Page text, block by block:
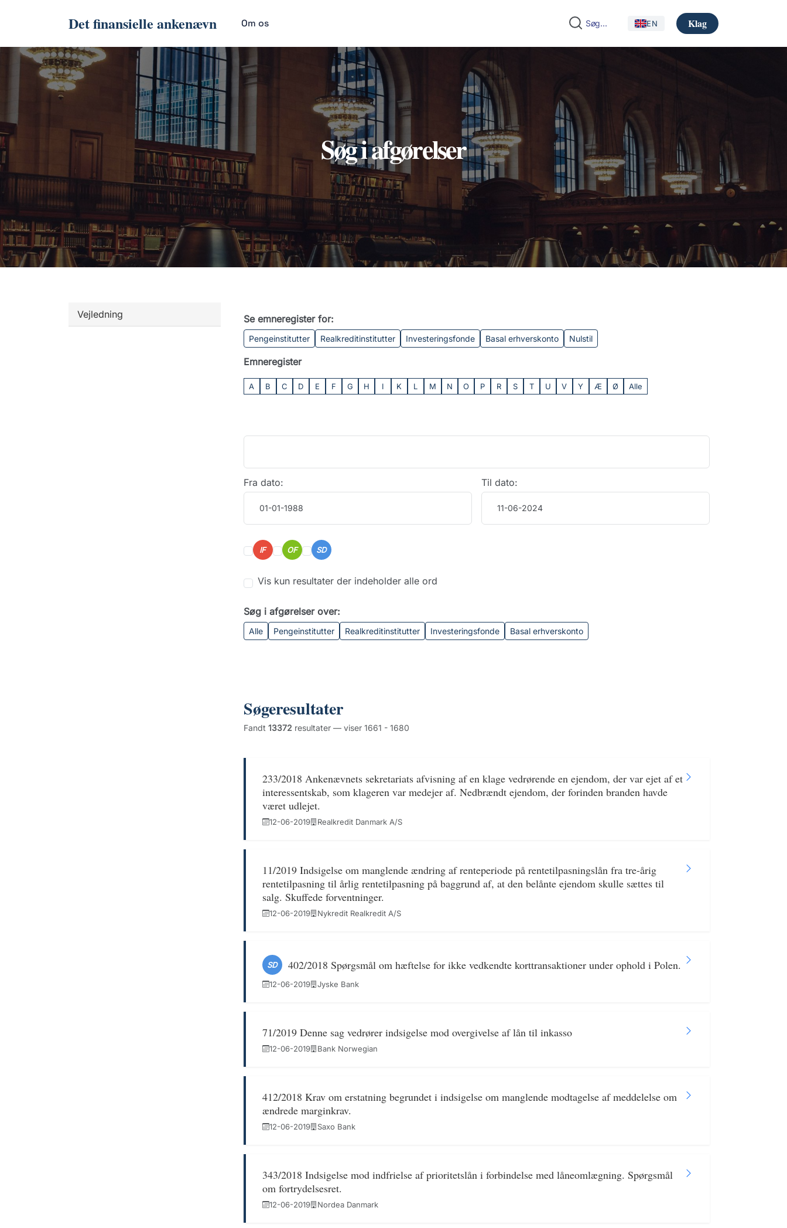
Det finansielle ankenævn Om os EN Klag
Søg i afgørelser
Vejledning Se emneregister for:
Pengeinstitutter Realkreditinstitutter Investeringsfonde Basal erhverskonto Nulstil
Emneregister
A B C D E F G H I K L M N O P R S T U V Y Æ Ø Alle
Fra dato: Til dato:
IF OF SD
Vis kun resultater der indeholder alle ord
Søg i afgørelser over:
Alle Pengeinstitutter Realkreditinstitutter Investeringsfonde Basal erhverskonto
Søgeresultater
Fandt 13372 resultater — viser 1661 - 1680
233/2018 Ankenævnets sekretariats afvisning af en klage vedrørende en ejendom, der var ejet af et
interessentskab, som klageren var medejer af. Nedbrændt ejendom, der forinden branden havde
været udlejet.
12-06-2019 Realkredit Danmark A/S
11/2019 Indsigelse om manglende ændring af renteperiode på rentetilpasningslån fra tre-årig
rentetilpasning til årlig rentetilpasning på baggrund af, at den belånte ejendom skulle sættes til
salg. Skuffede forventninger.
12-06-2019 Nykredit Realkredit A/S
SD 402/2018 Spørgsmål om hæftelse for ikke vedkendte korttransaktioner under ophold i Polen.
12-06-2019 Jyske Bank
71/2019 Denne sag vedrører indsigelse mod overgivelse af lån til inkasso
12-06-2019 Bank Norwegian
412/2018 Krav om erstatning begrundet i indsigelse om manglende modtagelse af meddelelse om
ændrede marginkrav.
12-06-2019 Saxo Bank
343/2018 Indsigelse mod indfrielse af prioritetslån i forbindelse med låneomlægning. Spørgsmål
om fortrydelsesret.
12-06-2019 Nordea Danmark